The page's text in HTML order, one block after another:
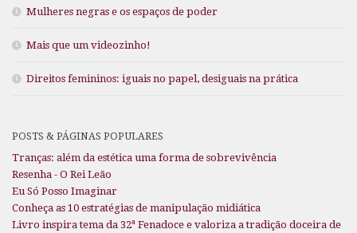
Mulheres negras e os espaços de poder
Mais que um videozinho!
Direitos femininos: iguais no papel, desiguais na prática
POSTS & PÁGINAS POPULARES
Tranças: além da estética uma forma de sobrevivência
Resenha - O Rei Leão
Eu Só Posso Imaginar
Conheça as 10 estratégias de manipulação midiática
Livro inspira tema da 32ª Fenadoce e valoriza a tradição doceira de